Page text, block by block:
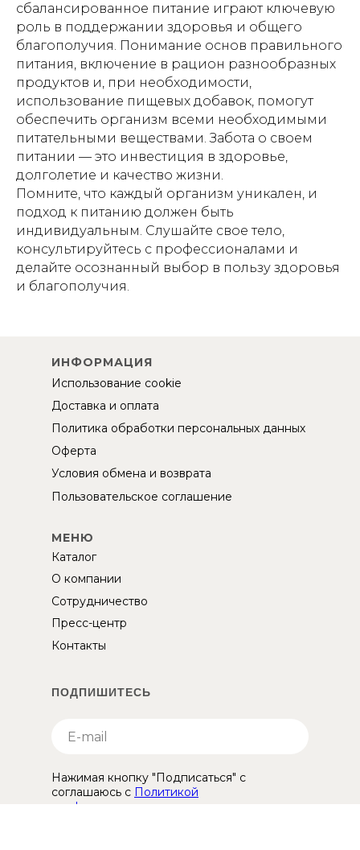
сбалансированное питание играют ключевую
роль в поддержании здоровья и общего
благополучия. Понимание основ правильного
питания, включение в рацион разнообразных
продуктов и, при необходимости,
использование пищевых добавок, помогут
обеспечить организм всеми необходимыми
питательными веществами. Забота о своем
питании — это инвестиция в здоровье,
долголетие и качество жизни.
Помните, что каждый организм уникален, и
подход к питанию должен быть
индивидуальным. Слушайте свое тело,
консультируйтесь с профессионалами и
делайте осознанный выбор в пользу здоровья
и благополучия.
МЕНЮ
Нажимая кнопку "Подписаться" с
соглашаюсь с Политикой
конфиденциальности
ПОДПИШИТЕСЬ
ИНФОРМАЦИЯ
Доставка и оплата
Использование cookie
Каталог
О компании
Сотрудничество
Пресс-центр
Контакты
Политика обработки персональных данных
Оферта
Условия обмена и возврата
Пользовательское соглашение